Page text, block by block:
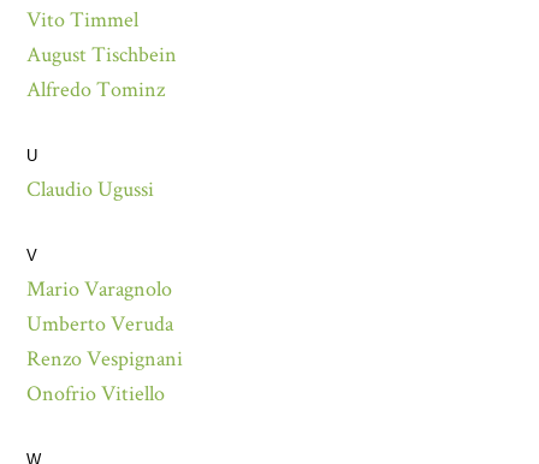
Vito Timmel
August Tischbein
Alfredo Tominz
U
Claudio Ugussi
V
Mario Varagnolo
Umberto Veruda
Renzo Vespignani
Onofrio Vitiello
W